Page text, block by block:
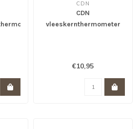
CDN
CDN
vleeskernthermometer
€10,95